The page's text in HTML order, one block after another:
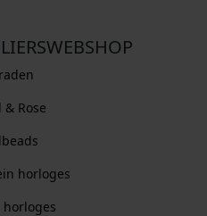
& Rose
horloges
horloges